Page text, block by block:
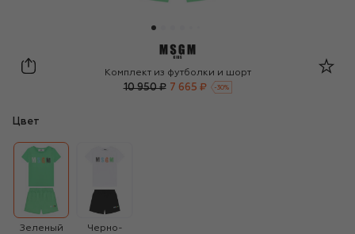
MSGM kids
Комплект из футболки и шорт
10 950 ₽ 7 665 ₽ -30%
Цвет
Зеленый
Черно-